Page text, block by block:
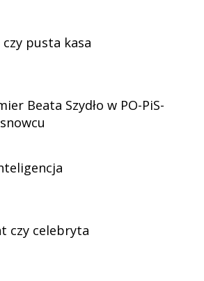
pusta kasa
Beata Szydło w PO-PiS-
czy celebryta